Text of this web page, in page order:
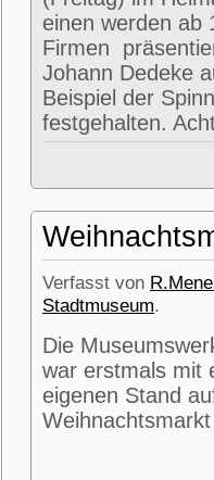
einen werden ab
Firmen
Johann Dedeke
Beispiel der
festgehalten.
Verfasst von
Stadtmuseum.
Die
war erstmals mit
eigenen Stand